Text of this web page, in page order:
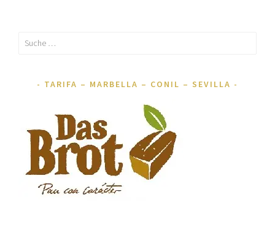
Suche
TARIFA – MARBELLA – CONIL – SEVILLA